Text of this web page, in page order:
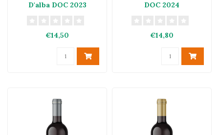
D'alba DOC 2023
€14,50
DOC 2024
€14,80